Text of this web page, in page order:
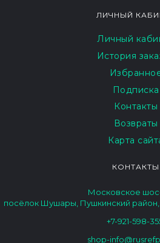
ЛИЧНЫЙ
Личный
История
Подписка
Контакты
Возвраты
Карта
КОНТАКТЫ
Московское
посёлок Шушары, Пушкинский
+7-921-598-
shop-